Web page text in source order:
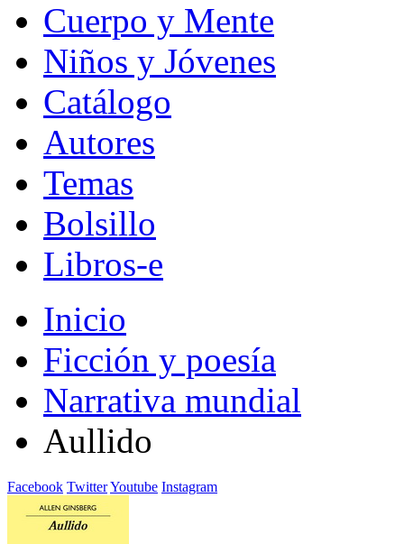
Cuerpo y Mente
Niños y Jóvenes
Catálogo
Autores
Temas
Bolsillo
Libros-e
Inicio
Ficción y poesía
Narrativa mundial
Aullido
Facebook TwitterYoutube Instagram